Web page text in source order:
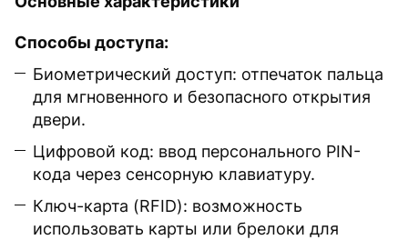
Способы доступа:
Биометрический доступ: отпечаток пальца
для мгновенного и безопасного открытия
двери.
Цифровой код: ввод персонального PIN-
кода через сенсорную клавиатуру.
Ключ-карта (RFID): возможность
использовать карты или брелоки для